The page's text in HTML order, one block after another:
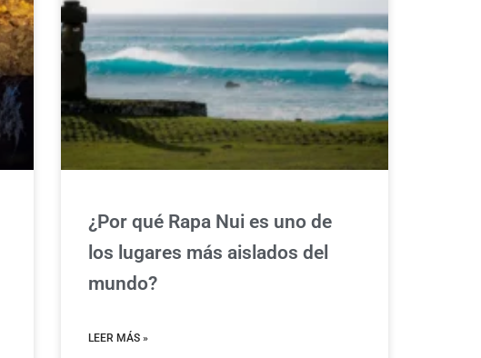
¿Por qué Rapa Nui es uno de
los lugares más aislados del
mundo?
LEER MÁS »